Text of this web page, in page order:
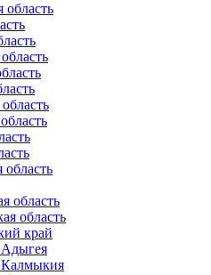
область
область
область
область
край
Калмыкия